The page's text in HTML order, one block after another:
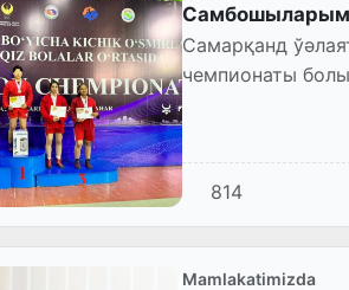
Самарқанд
чемпионаты
814
Mamlakatimizda